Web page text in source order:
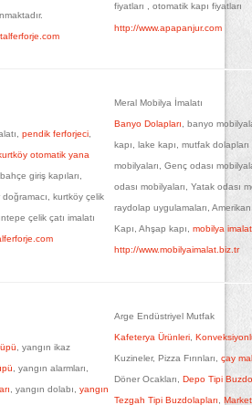
fiyatları , otomatik kapı fiyatları
http://www.apapanjur.com
pendik ferforjeci,
otomatik yana
, bahçe giriş kapıları,
kurtköy çelik
çelik çatı imalatı
Meral Mobilya İmalatı
Banyo Dolapları , banyo
kapı, lake kapı, mutfak
mobilyaları, Genç odası
odası mobilyaları, Yatak odası
raydolap uygulamaları,
Kapı, Ahşap kapı, mobilya
http://www.mobilyaimalat.biz.tr
, yangın ikaz
, yangın alarmları,
, yangın dolabı, yangın
Arge Endüstriyel Mutfak
Kafeterya Ürünleri,
Kuzineler, Pizza Fırınları, çay
Döner Ocakları, Depo Tipi
Tezgah Tipi Buzdolapları